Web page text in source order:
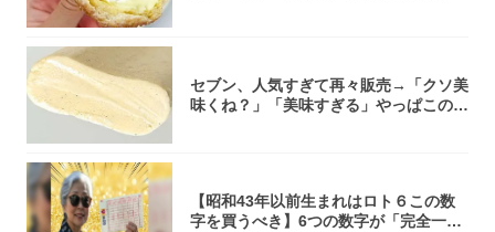
セブン、人気すぎて再々販売→「クソ美
味くね？」「美味すぎる」やっぱこのク
【昭和43年以前生まれはロト６この数
字を買うべき】6つの数字が「完全一